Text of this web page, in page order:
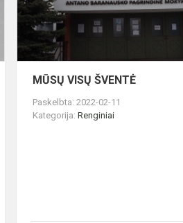
GELTONA
RAUDONAMŪSŲ VISŲ ŠVENTĖ
Paskelbta: 2022-02-11
Kategorija:Renginiai